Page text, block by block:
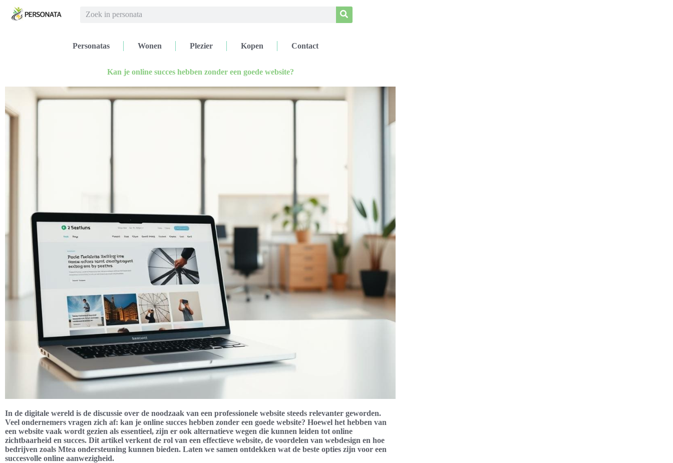
Personatas Wonen Plezier Kopen Contact
Kan je online succes hebben zonder een goede website?
In de digitale wereld is de discussie over de noodzaak van een professionele website steeds relevanter geworden.
Veel ondernemers vragen zich af: kan je online succes hebben zonder een goede website? Hoewel het hebben van
een website vaak wordt gezien als essentieel, zijn er ook alternatieve wegen die kunnen leiden tot online
zichtbaarheid en succes. Dit artikel verkent de rol van een effectieve website, de voordelen van webdesign en hoe
bedrijven zoals Mtea ondersteuning kunnen bieden. Laten we samen ontdekken wat de beste opties zijn voor een
succesvolle online aanwezigheid.